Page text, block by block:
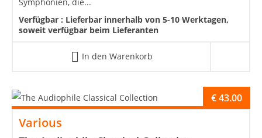
Verfügbar : Lieferbar innerhalb von 5-10 Werktagen,
soweit verfügbar beim Lieferanten
In den Warenkorb
Various
€43.00